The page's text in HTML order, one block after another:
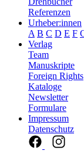
Referenzen
Urheber:innen
A B C D E F
Verlag
Team
Manuskripte
Foreign Rights
Kataloge
Newsletter
Formulare
Impressum
Datenschutz